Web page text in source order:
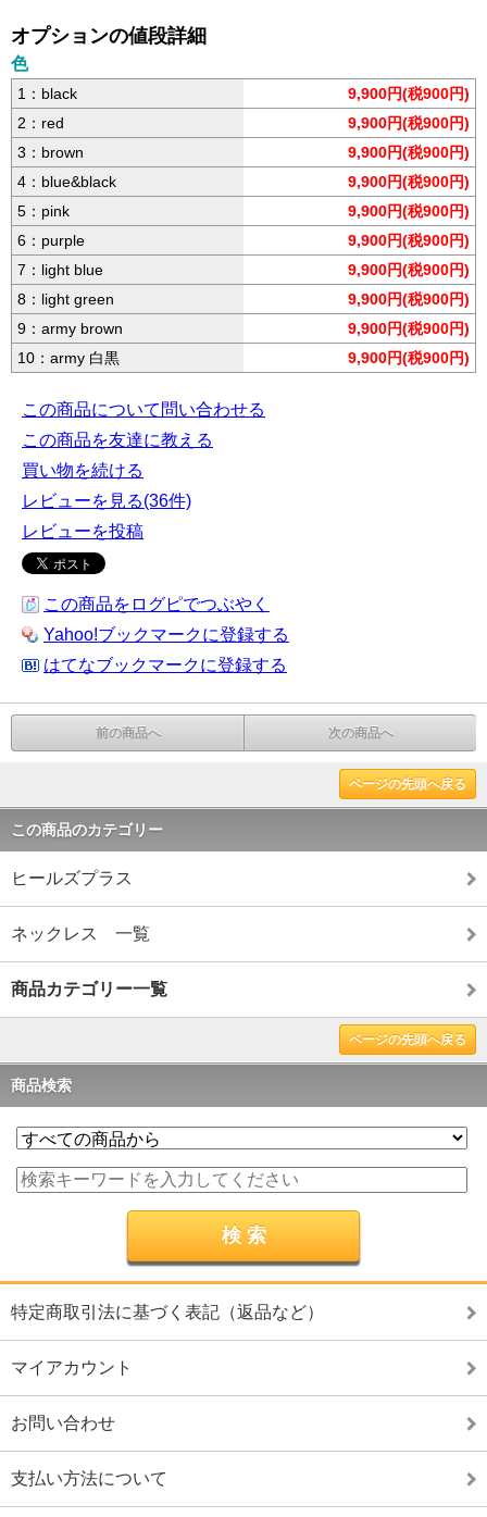
オプションの値段詳細
色
1：black
9,900円(税900円)
2：red
9,900円(税900円)
3：brown
9,900円(税900円)
4：blue&black
9,900円(税900円)
5：pink
9,900円(税900円)
6：purple
9,900円(税900円)
7：light blue
9,900円(税900円)
8：light green
9,900円(税900円)
9：army brown
9,900円(税900円)
10：army 白黒
9,900円(税900円)
この商品について問い合わせる
この商品を友達に教える
買い物を続ける
レビューを見る(36件)
レビューを投稿
この商品をログピでつぶやく
Yahoo!ブックマークに登録する
はてなブックマークに登録する
前の商品へ 次の商品へ
ページの先頭へ戻る
この商品のカテゴリー
ヒールズプラス
ネックレス 一覧
商品カテゴリー一覧
ページの先頭へ戻る
商品検索
特定商取引法に基づく表記（返品など）
マイアカウント
お問い合わせ
支払い方法について